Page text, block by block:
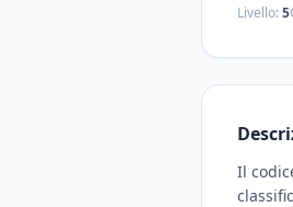
Livello:5
Il